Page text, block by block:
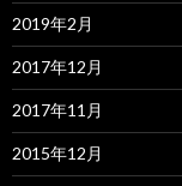
2019年2月
2017年12月
2017年11月
2015年12月